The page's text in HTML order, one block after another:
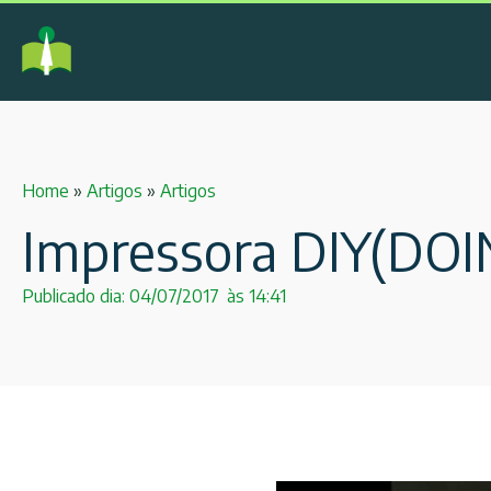
Home » Artigos » Artigos
Impressora
Publicado dia: 04/07/2017 às 14:41